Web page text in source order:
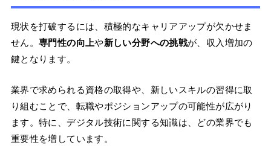
現状を打破するには、積極的なキャリアアップが欠かせま
せん。専門性の向上や新しい分野への挑戦が、収入増加の
鍵となります。
業界で求められる資格の取得や、新しいスキルの習得に取
り組むことで、転職やポジションアップの可能性が広がり
ます。特に、デジタル技術に関する知識は、どの業界でも
重要性を増しています。